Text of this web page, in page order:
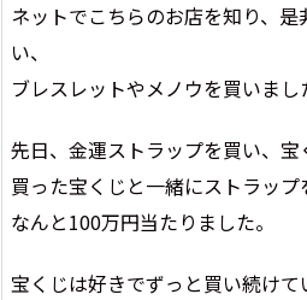
ネットでこちらのお店を知り、
い、
ブレスレットやメノウを買いまし
先日、金運ストラップを買い、宝
買った宝くじと一緒にストラップ
なんと100万円当たりました。
宝くじは好きでずっと買い続けて